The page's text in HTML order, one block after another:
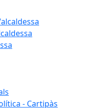
- Cartipàs